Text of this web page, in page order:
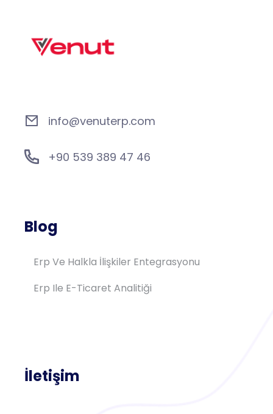
info@venuterp.com
+90 539 389 47 46
Blog
Erp Ve Halkla İlişkiler Entegrasyonu
Erp Ile E-Ticaret Analitiği
İletişim